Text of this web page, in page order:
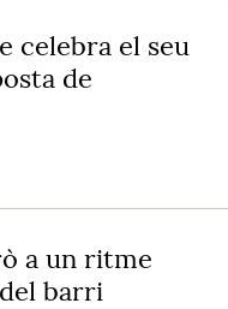
celebra el seu
de
a un ritme
barri